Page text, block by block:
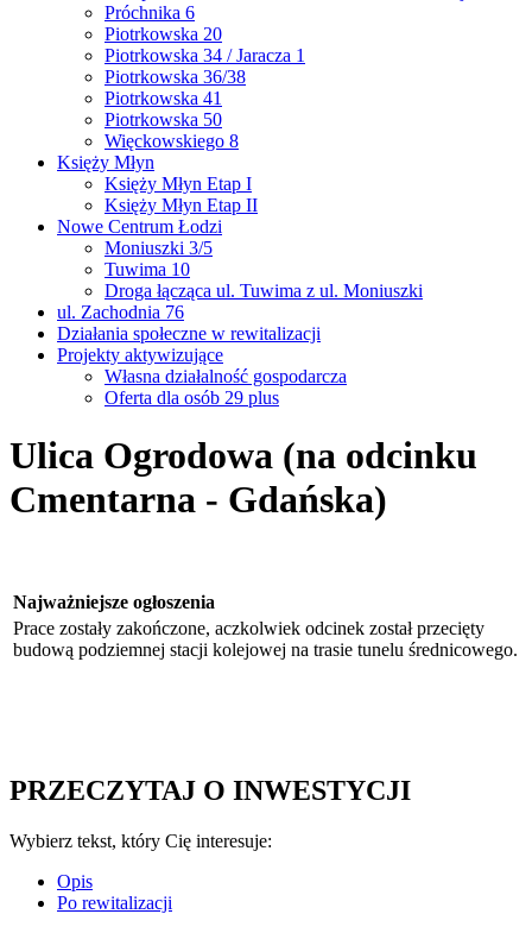
Próchnika 6
Piotrkowska 20
Piotrkowska 34 / Jaracza 1
Piotrkowska 36/38
Piotrkowska 41
Piotrkowska 50
Więckowskiego 8
Księży Młyn
Księży Młyn Etap I
Księży Młyn Etap II
Nowe Centrum Łodzi
Moniuszki 3/5
Tuwima 10
Droga łącząca ul. Tuwima z ul. Moniuszki
ul. Zachodnia 76
Działania społeczne w rewitalizacji
Projekty aktywizujące
Własna działalność gospodarcza
Oferta dla osób 29 plus
Ulica Ogrodowa (na odcinku
Cmentarna - Gdańska)
Najważniejsze ogłoszenia
Prace zostały zakończone, aczkolwiek odcinek został przecięty
budową podziemnej stacji kolejowej na trasie tunelu średnicowego.
PRZECZYTAJ O INWESTYCJI
Wybierz tekst, który Cię interesuje:
Opis
Po rewitalizacji